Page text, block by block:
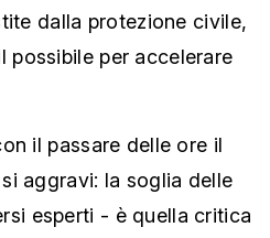
dalla protezione civile,
per accelerare
il passare delle ore il
aggravi: la soglia delle
esperti - è quella critica